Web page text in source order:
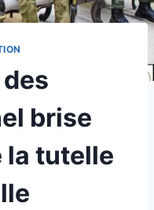
des
brise
la tutelle